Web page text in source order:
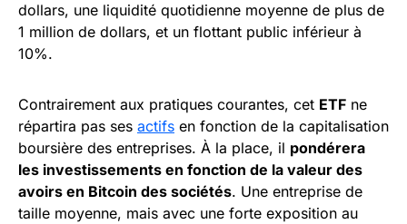
dollars, une liquidité quotidienne moyenne de plus de
1 million de dollars, et un flottant public inférieur à
10%.
Contrairement aux pratiques courantes, cet ETF ne
répartira pas ses actifs en fonction de la capitalisation
boursière des entreprises. À la place, il pondérera
les investissements en fonction de la valeur des
avoirs en Bitcoin des sociétés. Une entreprise de
taille moyenne, mais avec une forte exposition au